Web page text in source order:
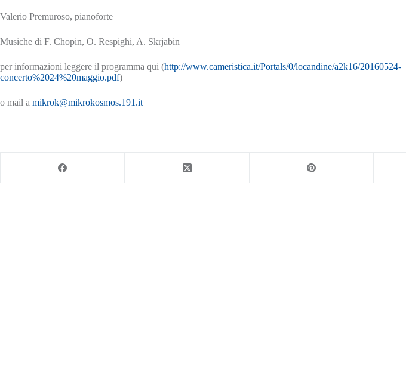
Valerio Premuroso, pianoforte
Musiche di F. Chopin, O. Respighi, A. Skrjabin
per informazioni leggere il programma qui (http://www.cameristica.it/Portals/0/locandine/a2k16/20160524-
concerto%2024%20maggio.pdf)
o mail a mikrok@mikrokosmos.191.it